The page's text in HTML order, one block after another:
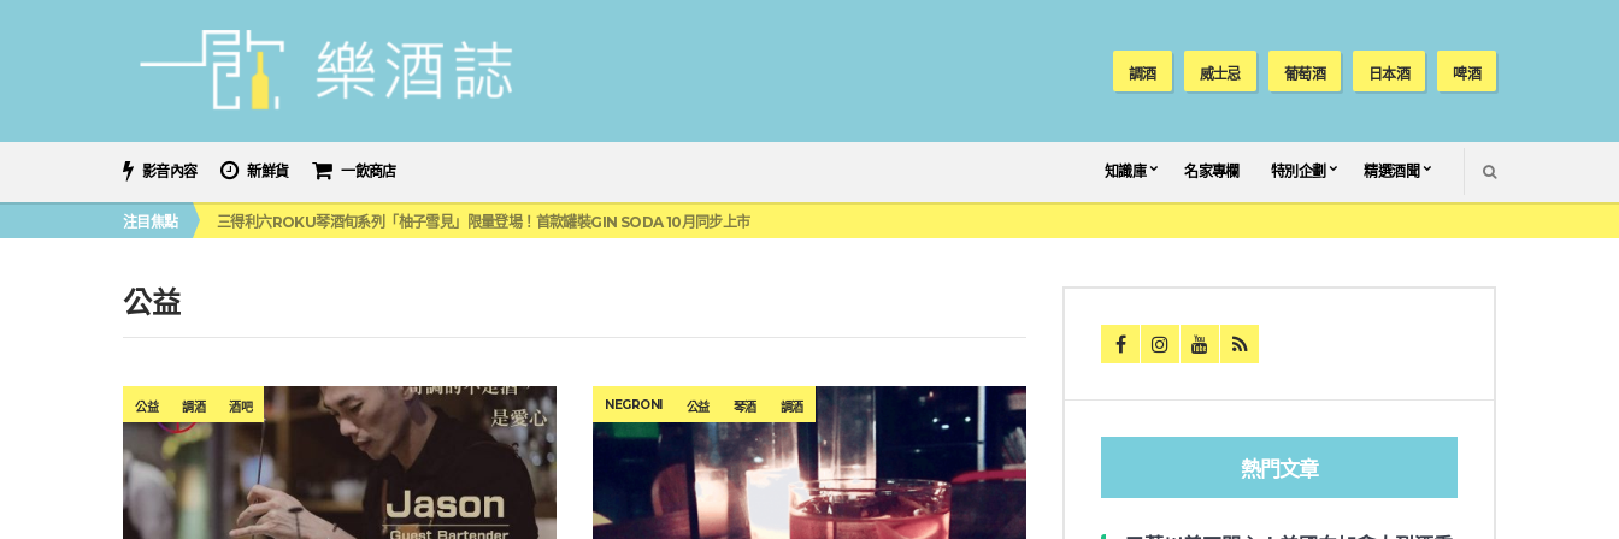
調酒 威士忌 葡萄酒 日本酒 啤酒
影音內容 新鮮貨 一飲商店 知識庫 名家專欄 特別企劃 精選酒聞
注目焦點
萬眾敲碗如期回歸！SUNMAI金色三麥3度攜手花蓮瓜農品牌「阿強西瓜」
三得利六ROKU琴酒旬系列「柚子雪見」限量登場！首款罐裝GIN SODA 10月同步上市
美國正式恢復蘇格蘭威士忌零關稅！烈酒產業再次迎來重磅利多
公益
公益 調酒 酒吧 NEGRONI 公益 琴酒 調酒
熱門文章